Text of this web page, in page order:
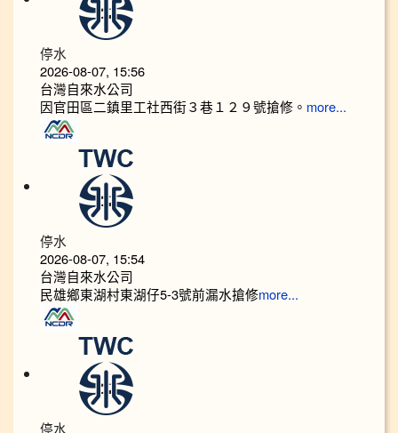
停水
2026-08-07, 15:56
台灣自來水公司
因官田區二鎮里工社西街３巷１２９號搶修。 more...
停水
2026-08-07, 15:54
台灣自來水公司
民雄鄉東湖村東湖仔5-3號前漏水搶修more...
停水